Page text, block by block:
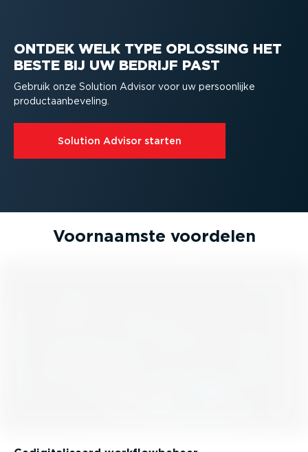
ONTDEK WELK TYPE OPLOSSING HET
BESTE BIJ UW BEDRIJF PAST
Gebruik onze Solution Advisor voor uw persoon­lijke
product­aan­be­veling.
Solution Advisor starten
Voornaamste voordelen